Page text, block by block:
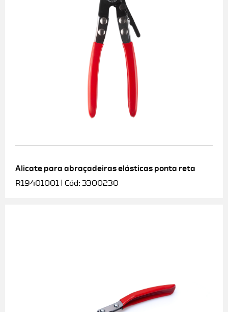
Alicate para abraçadeiras elásticas ponta reta
R19401001 | Cód: 3300230